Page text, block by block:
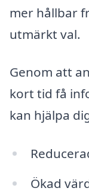
mer hållbar
utmärkt val.
Genom att
kort tid få
kan hjälpa
Ökad